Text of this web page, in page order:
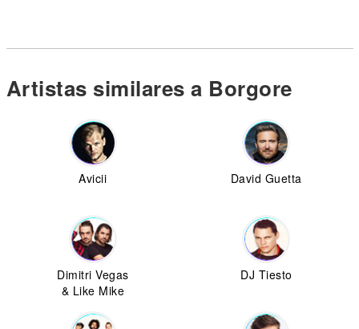
Artistas similares a Borgore
Avicii David Guetta
Dimitri Vegas
& Like Mike
DJ Tiesto